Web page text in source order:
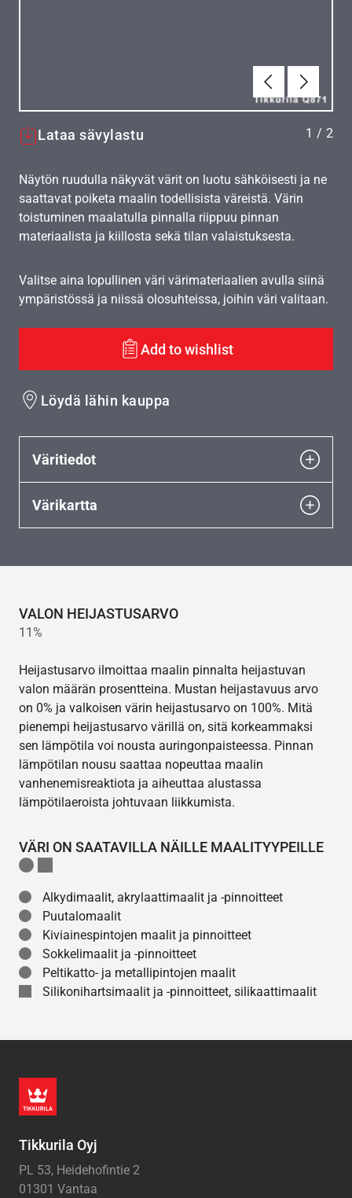
Edellinen
Lataa sävylastu 1 / 2
Näytön ruudulla näkyvät värit on luotu sähköisesti ja ne
saattavat poiketa maalin todellisista väreistä. Värin
toistuminen maalatulla pinnalla riippuu pinnan
materiaalista ja kiillosta sekä tilan valaistuksesta.
Valitse aina lopullinen väri värimateriaalien avulla siinä
ympäristössä ja niissä olosuhteissa, joihin väri valitaan.
Add to wishlist
Löydä lähin kauppa
Väritiedot
Värikartta
VALON HEIJASTUSARVO
11%
Heijastusarvo ilmoittaa maalin pinnalta heijastuvan
valon määrän prosentteina. Mustan heijastavuus arvo
on 0% ja valkoisen värin heijastusarvo on 100%. Mitä
pienempi heijastusarvo värillä on, sitä korkeammaksi
sen lämpötila voi nousta auringonpaisteessa. Pinnan
lämpötilan nousu saattaa nopeuttaa maalin
vanhenemisreaktiota ja aiheuttaa alustassa
lämpötilaeroista johtuvaan liikkumista.
VÄRI ON SAATAVILLA NÄILLE MAALITYYPEILLE
Alkydimaalit, akrylaattimaalit ja -pinnoitteet
Puutalomaalit
Kiviainespintojen maalit ja pinnoitteet
Sokkelimaalit ja -pinnoitteet
Peltikatto- ja metallipintojen maalit
Silikonihartsimaalit ja -pinnoitteet, silikaattimaalit
Tikkurila Oyj
PL 53, Heidehofintie 2
01301 Vantaa